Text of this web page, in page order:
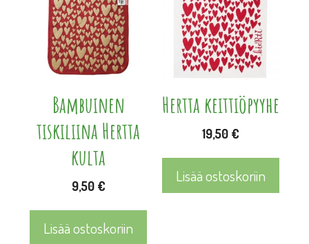
Bambuinen
tiskiliina Hertta
kulta
9,50 €
Lisää ostoskoriin
Hertta keittiöpyyhe
19,50 €
Lisää ostoskoriin